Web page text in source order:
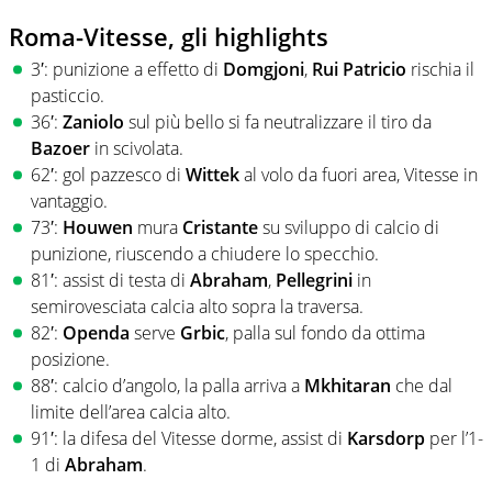
Roma-Vitesse, gli highlights
3′: punizione a effetto di Domgjoni, Rui Patricio rischia il
pasticcio.
36′: Zaniolo sul più bello si fa neutralizzare il tiro da
Bazoer in scivolata.
62′: gol pazzesco di Wittekal volo da fuori area, Vitesse in
vantaggio.
73′: Houwen mura Cristantesu sviluppo di calcio di
punizione, riuscendo a chiudere lo specchio.
81′: assist di testa di Abraham, Pellegrini in
semirovesciata calcia alto sopra la traversa.
82′: Openda serve Grbic, palla sul fondo da ottima
posizione.
88′: calcio d’angolo, la palla arriva a Mkhitaran che dal
limite dell’area calcia alto.
91′: la difesa del Vitesse dorme, assist di Karsdorp per l’1-
1 di Abraham.